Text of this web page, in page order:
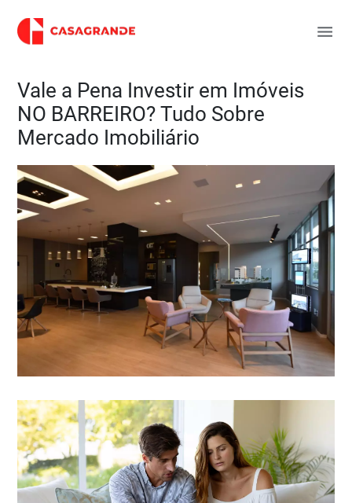
Vale a Pena Investir em Imóveis
NO BARREIRO? Tudo Sobre
Mercado Imobiliário